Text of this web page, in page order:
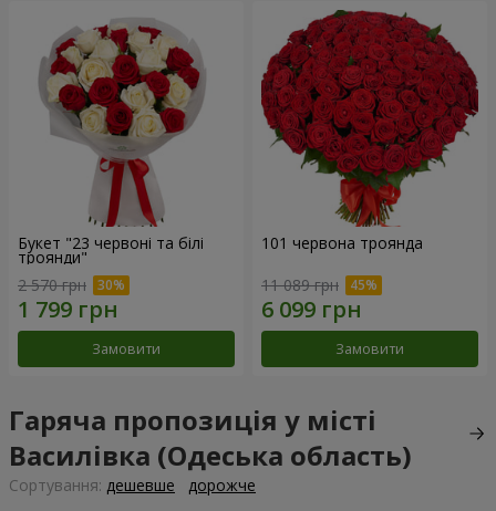
Букет "23 червоні та білі
троянди"
2 570 грн
Замовити
101 червона троянда
11 089 грн
Замовити
Гаряча пропозиція у місті
Василівка (Одеська область)
Сортування: дешевше дорожче